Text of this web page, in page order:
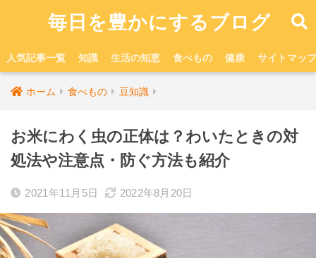
毎日を豊かにするブログ
人気記事一覧 知識 生活の知恵 食べもの 健康 サイトマップ
ホーム 食べもの 豆知識
お米にわく虫の正体は？わいたときの対
処法や注意点・防ぐ方法も紹介
2021年11月5日 2022年8月20日